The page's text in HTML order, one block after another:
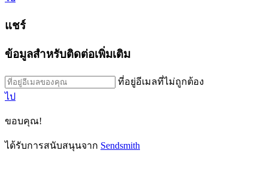
แชร์
ข้อมูลสำหรับติดต่อเพิ่มเติม
ที่อยู่อีเมลที่ไม่ถูกต้อง
ไป
ขอบคุณ!
ได้รับการสนับสนุนจาก Sendsmith